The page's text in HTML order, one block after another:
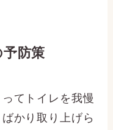
防策
てトイレを我慢
かり取り上げら